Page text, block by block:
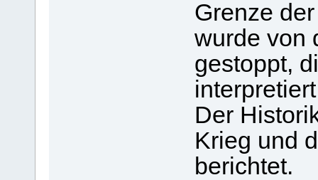
Grenze
wurde von
gestoppt,
Der
Krieg und
berichtet.